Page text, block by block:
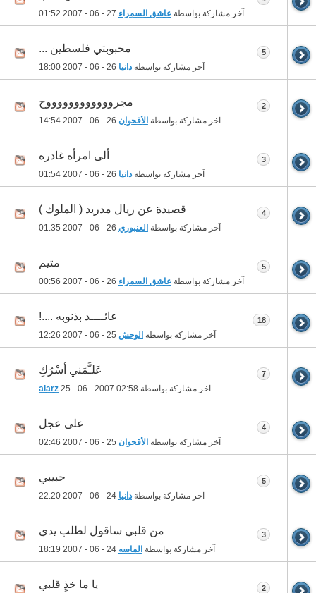
آخر مشاركة بواسطة عاشق السمراء 01:52
محبوبتي فلسطين ...
آخر مشاركة بواسطةدانيا 18:00
5
مجرووووووووووووح
آخر مشاركة بواسطة الأقحوان 14:54
2
ألى امرأه غادره
آخر مشاركة بواسطةدانيا 01:54
3
قصيدة عن ريال مدريد ( الملوك )
آخر مشاركة بواسطة العنبوري 01:35
4
متيم
آخر مشاركة بواسطة عاشق السمراء 00:56
5
عائــــد بذنوبه ....!
آخر مشاركة بواسطة الوحش 12:26
18
عَلـَّمَني أسْرُكِ
آخر مشاركة بواسطة alarz 25 - 06 - 2007 02:58
7
على عجل
آخر مشاركة بواسطة الأقحوان 02:46
4
حبيبي
آخر مشاركة بواسطةدانيا 22:20
5
من قلبي ساقول لطلب يدي
آخر مشاركة بواسطة الماسه 18:19
3
يا ما خذٍ قلبي 2